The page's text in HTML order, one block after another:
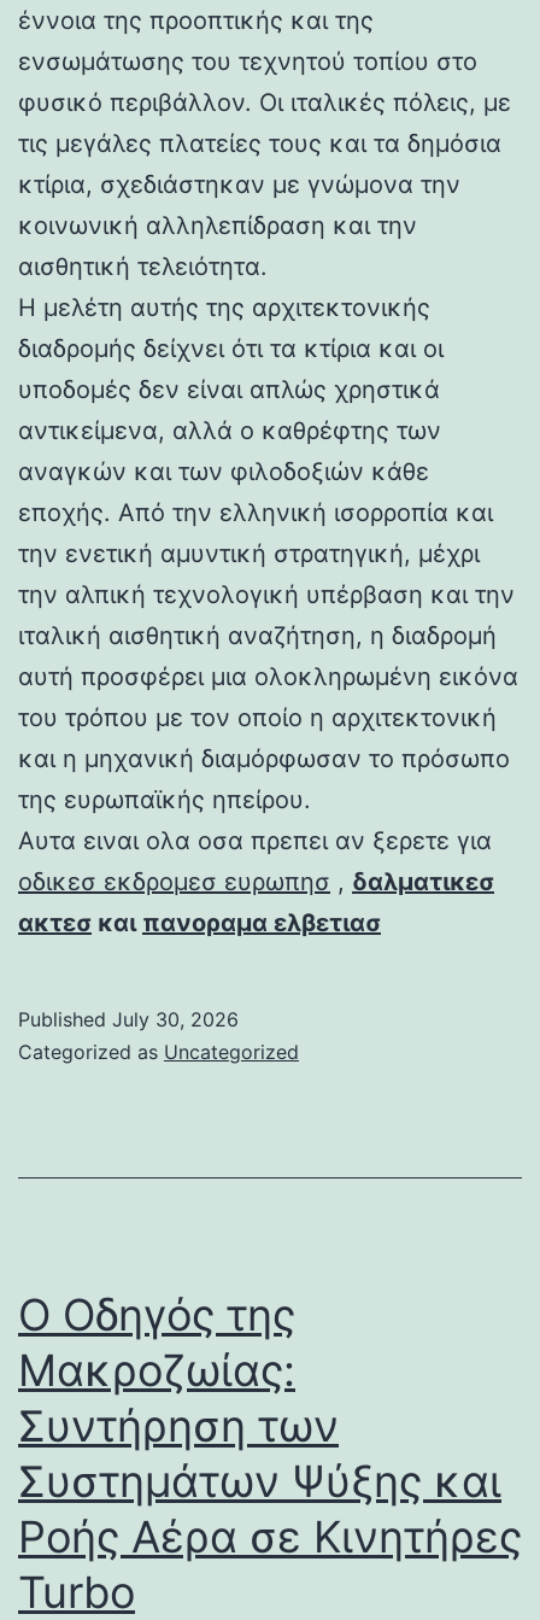
έννοια της προοπτικής και της
ενσωμάτωσης του τεχνητού τοπίου στο
φυσικό περιβάλλον. Οι ιταλικές πόλεις, με
τις μεγάλες πλατείες τους και τα δημόσια
κτίρια, σχεδιάστηκαν με γνώμονα την
κοινωνική αλληλεπίδραση και την
αισθητική τελειότητα.
Η μελέτη αυτής της αρχιτεκτονικής
διαδρομής δείχνει ότι τα κτίρια και οι
υποδομές δεν είναι απλώς χρηστικά
αντικείμενα, αλλά ο καθρέφτης των
αναγκών και των φιλοδοξιών κάθε
εποχής. Από την ελληνική ισορροπία και
την ενετική αμυντική στρατηγική, μέχρι
την αλπική τεχνολογική υπέρβαση και την
ιταλική αισθητική αναζήτηση, η διαδρομή
αυτή προσφέρει μια ολοκληρωμένη εικόνα
του τρόπου με τον οποίο η αρχιτεκτονική
και η μηχανική διαμόρφωσαν το πρόσωπο
της ευρωπαϊκής ηπείρου.
Αυτα ειναι ολα οσα πρεπει αν ξερετε για
οδικεσ εκδρομεσ ευρωπησ , δαλματικεσ
ακτεσ και πανοραμα ελβετιασ
Published July 30, 2026
Categorized as Uncategorized
Ο Οδηγός της
Μακροζωίας:
Συντήρηση των
Συστημάτων Ψύξης και
Ροής Αέρα σε Κινητήρες
Turbo